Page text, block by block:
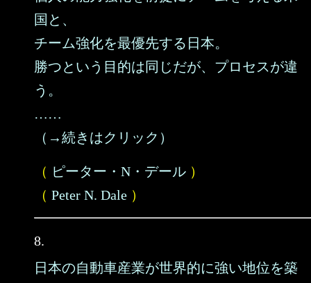
国と、
チーム強化を最優先する日本。
勝つという目的は同じだが、プロセスが違
う。
……
（→続きはクリック）
（ ピーター・N・デール ）
（ Peter N. Dale ）
8.
日本の自動車産業が世界的に強い地位を築